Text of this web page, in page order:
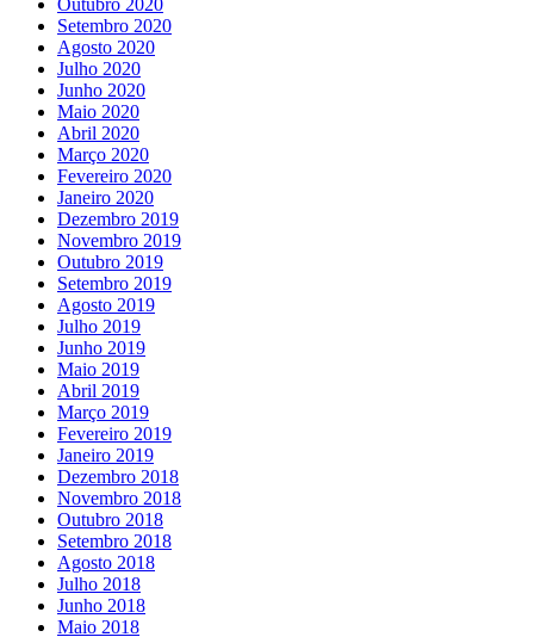
Outubro 2020
Setembro 2020
Agosto 2020
Julho 2020
Junho 2020
Maio 2020
Abril 2020
Março 2020
Fevereiro 2020
Janeiro 2020
Dezembro 2019
Novembro 2019
Outubro 2019
Setembro 2019
Agosto 2019
Julho 2019
Junho 2019
Maio 2019
Abril 2019
Março 2019
Fevereiro 2019
Janeiro 2019
Dezembro 2018
Novembro 2018
Outubro 2018
Setembro 2018
Agosto 2018
Julho 2018
Junho 2018
Maio 2018